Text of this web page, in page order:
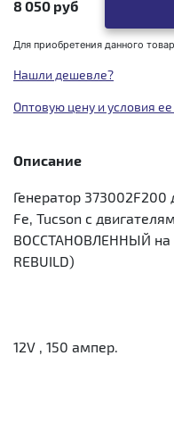
8 050 руб
Для приобретения данного
Нашли дешевле?
Оптовую цену и условия
Описание
Генератор 373002F200
Fe, Tucson с
ВОССТАНОВЛЕННЫЙ на
REBUILD)
12V , 150 ампер.